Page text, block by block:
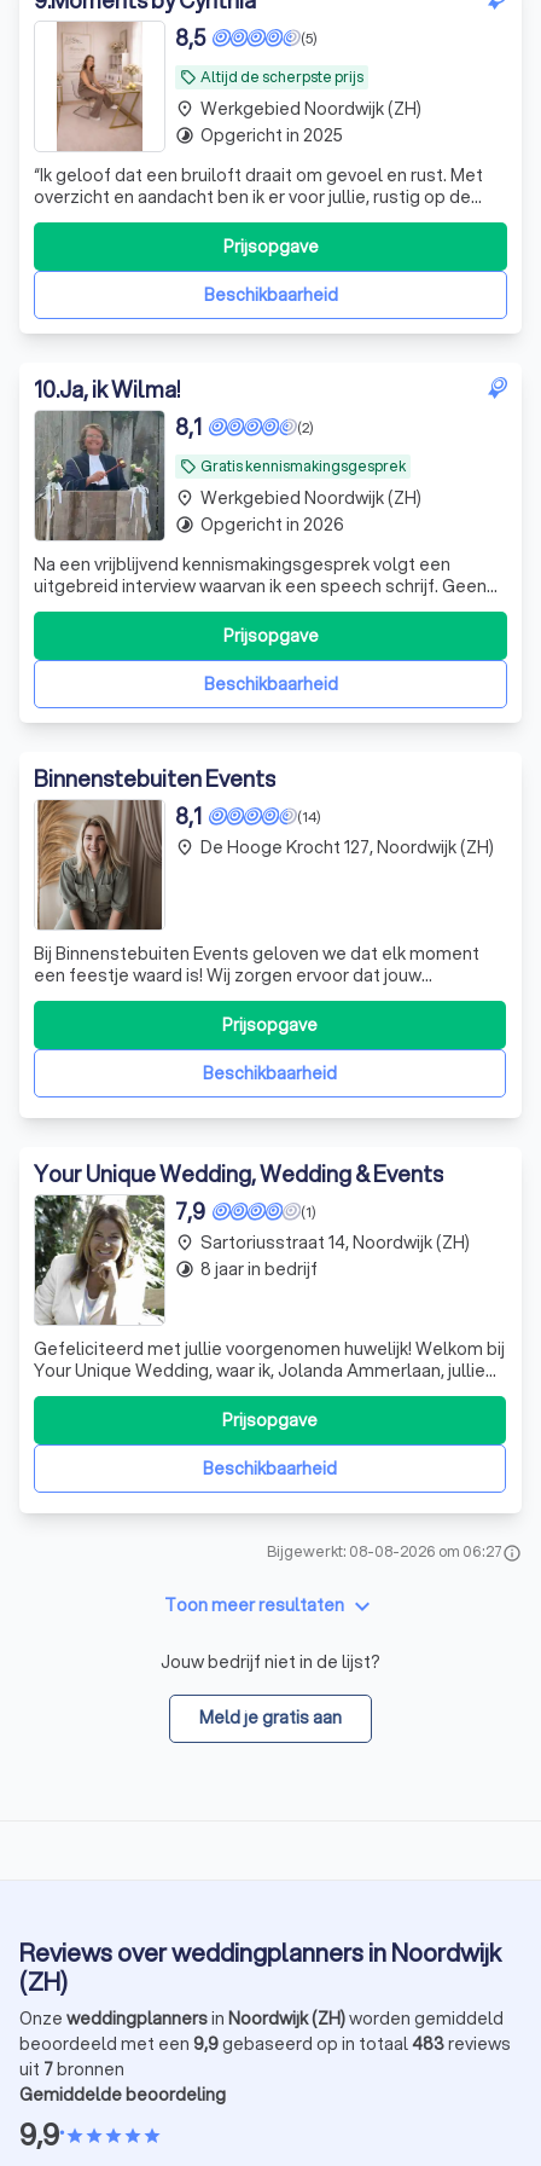
local_offer Altijd de scherpste prijs
(5)
8,5
“Ik geloof dat een bruiloft draait om gevoel en rust. Met
overzicht en aandacht ben ik er voor jullie, rustig op de
achtergrond en altijd dichtbij.”
Beschikbaarheid
Prijsopgave
place Werkgebied Noordwijk (ZH)
timelapse Opgericht in 2025
10.Ja, ik Wilma!
local_offer Gratis kennismakingsgesprek
(2)
8,1
Na een vrijblijvend kennismakingsgesprek volgt een
uitgebreid interview waarvan ik een speech schrijf. Geen
standaardpraatje, maar een verhaal dat jullie verbindt,
Beschikbaarheid
Prijsopgave
place Werkgebied Noordwijk (ZH)
timelapse Opgericht in 2026
Binnenstebuiten Events
(14)
8,1
Bij Binnenstebuiten Events geloven we dat elk moment
een feestje waard is! Wij zorgen ervoor dat jouw
evenement, of het nu een bruiloft, verjaardagsfeest of
een feestelijk diner is, prachtig aangekleed wordt, geheel
naar jouw smaak. Met een passie voor perfectie en oog
voor detail, maken we jouw dro
Beschikbaarheid
Prijsopgave
place De Hooge Krocht 127, Noordwijk (ZH)
Your Unique Wedding, Wedding & Events
(1)
7,9
Gefeliciteerd met jullie voorgenomen huwelijk! Welkom bij
Your Unique Wedding, waar ik, Jolanda Ammerlaan, jullie
persoonlijke weddingplanner ben. Het organiseren van
een bruiloft kan een hele uitdaging zijn. Welke afspraken
maak je met leveranciers? Wat zijn de mogelijkheden?
Kies je een thema? IkBeschikbaarheid
Prijsopgave
place Sartoriusstraat 14, Noordwijk (ZH)
timelapse 8 jaar in bedrijf
Bijgewerkt: 08-08-2026 om 06:27info
Toon meer resultaten keyboard_arrow_down
Jouw bedrijf niet in de lijst?
Meld je gratis aan
Reviews over weddingplanners in Noordwijk
(ZH)
Onze weddingplannersin Noordwijk (ZH)worden gemiddeld
beoordeeld met een 9,9gebaseerd op in totaal483reviews
uit 7bronnen
Gemiddelde beoordeling
9,9•starstarstarstarstar